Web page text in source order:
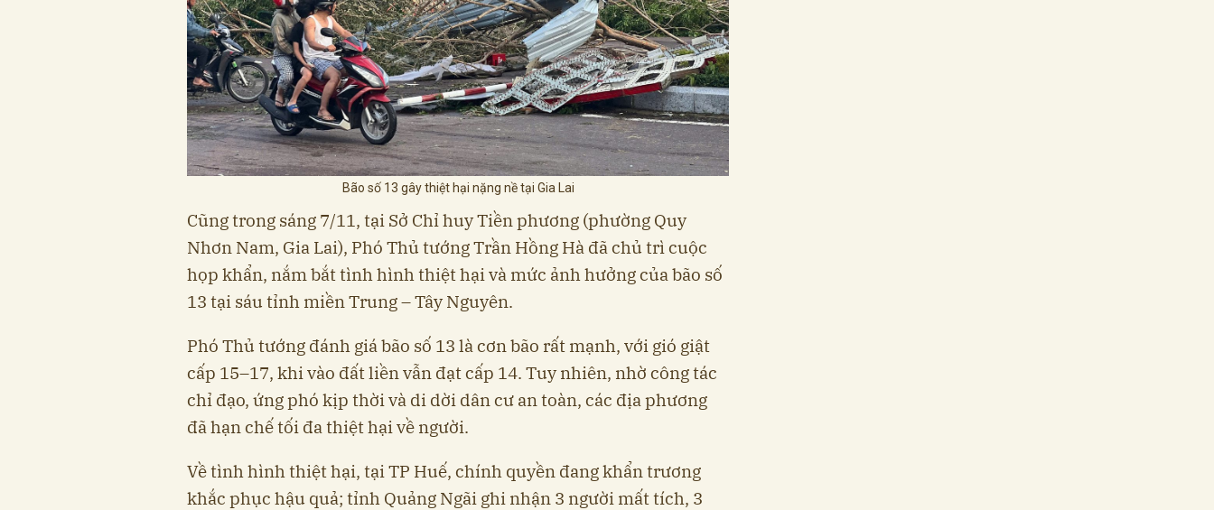
Bão số 13 gây thiệt hại nặng nề tại Gia Lai
Cũng trong sáng 7/11, tại Sở Chỉ huy Tiền phương (phường Quy
Nhơn Nam, Gia Lai), Phó Thủ tướng Trần Hồng Hà đã chủ trì cuộc
họp khẩn, nắm bắt tình hình thiệt hại và mức ảnh hưởng của bão số
13 tại sáu tỉnh miền Trung – Tây Nguyên.
Phó Thủ tướng đánh giá bão số 13 là cơn bão rất mạnh, với gió giật
cấp 15–17, khi vào đất liền vẫn đạt cấp 14. Tuy nhiên, nhờ công tác
chỉ đạo, ứng phó kịp thời và di dời dân cư an toàn, các địa phương
đã hạn chế tối đa thiệt hại về người.
Về tình hình thiệt hại, tại TP Huế, chính quyền đang khẩn trương
khắc phục hậu quả; tỉnh Quảng Ngãi ghi nhận 3 người mất tích, 3